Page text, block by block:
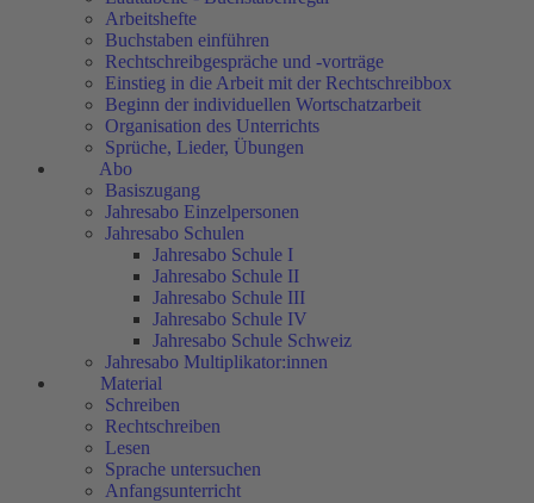
Arbeitshefte
Buchstaben einführen
Rechtschreibgespräche und -vorträge
Einstieg in die Arbeit mit der Rechtschreibbox
Beginn der individuellen Wortschatzarbeit
Organisation des Unterrichts
Sprüche, Lieder, Übungen
Abo
Basiszugang
Jahresabo Einzelpersonen
Jahresabo Schulen
Jahresabo Schule I
Jahresabo Schule II
Jahresabo Schule III
Jahresabo Schule IV
Jahresabo Schule Schweiz
Jahresabo Multiplikator:innen
Material
Schreiben
Rechtschreiben
Lesen
Sprache untersuchen
Anfangsunterricht